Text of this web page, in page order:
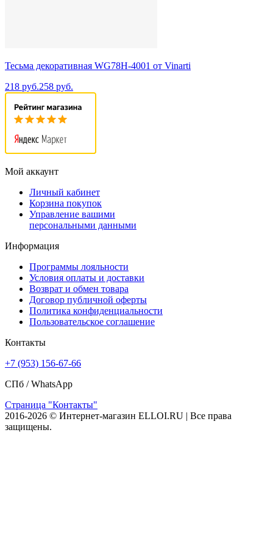
Тесьма декоративная WG78H-4001 от Vinarti
218 руб.258 руб.
Мой аккаунт
Личный кабинет
Корзина покупок
Управление вашими
персональными данными
Информация
Программы лояльности
Условия оплаты и доставки
Возврат и обмен товара
Договор публичной оферты
Политика конфиденциальности
Пользовательское соглашение
Контакты
+7 (953) 156-67-66
СПб /WhatsApp
Страница "Контакты"
2016-2026 © Интернет-магазин ELLOI.RU | Все права
защищены.